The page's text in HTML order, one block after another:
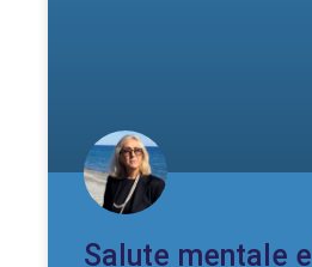
Salute mentale